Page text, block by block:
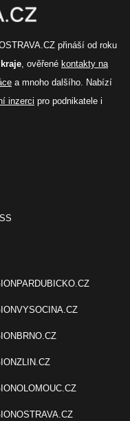
přináší od roku
, ověřené kontakty na
a mnoho dalšího. Nabízí
inzerci pro podnikatele i